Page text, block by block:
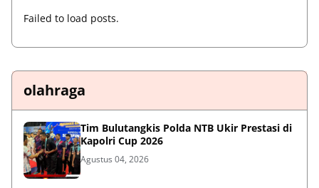
Failed to load posts.
olahraga
Tim Bulutangkis Polda NTB Ukir Prestasi di
Kapolri Cup 2026
Agustus 04, 2026